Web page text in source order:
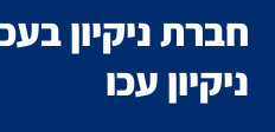
חברת ניקיון
ניקיון עכו